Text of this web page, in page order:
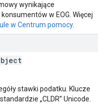
wynikające
w EOG. Więcej
w Centrum pomocy.
stawki podatku. Klucze
„CLDR” Unicode.